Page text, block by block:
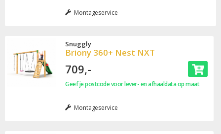
Montageservice
Snuggly
Briony 360+ Nest NXT
709,-
Geef je postcode voor lever- en afhaaldata op maat
Montageservice